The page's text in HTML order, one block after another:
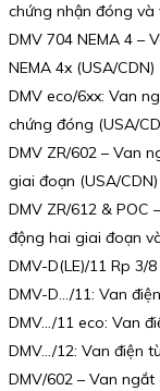
chứng nhận đóng và
DMV 704 NEMA 4 –
NEMA 4x (USA/CDN)
DMV eco/6xx: Van
chứng đóng (USA/
DMV ZR/602 – Van
giai đoạn (USA/CDN)
DMV ZR/612 &
động hai giai đoạn
DMV-D(LE)/11 Rp 3/
DMV-D…/11: Van
DMV…/11 eco: Van
DMV…/12: Van điện
DMV/602 – Van